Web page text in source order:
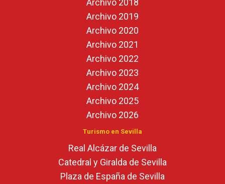
Archivo 2018
Archivo 2019
Archivo 2020
Archivo 2021
Archivo 2022
Archivo 2023
Archivo 2024
Archivo 2025
Archivo 2026
Turismo en Sevilla
Real Alcázar de Sevilla
Catedral y Giralda de Sevilla
Plaza de España de Sevilla